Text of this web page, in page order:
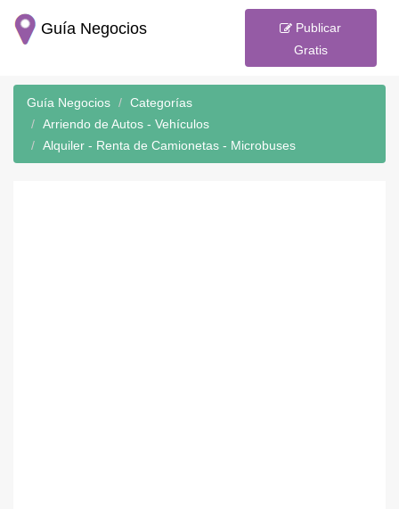
Guía Negocios
Publicar
Gratis
Guía Negocios
Categorías
Arriendo de Autos - Vehículos
Alquiler - Renta de Camionetas - Microbuses